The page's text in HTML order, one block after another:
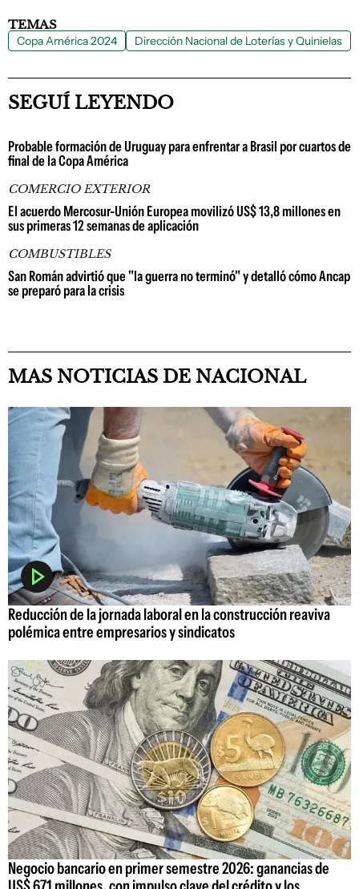
TEMAS
Copa América 2024 Dirección Nacional de Loterías y Quinielas
SEGUÍ LEYENDO
Probable formación de Uruguay para enfrentar a Brasil por cuartos de
final de la Copa América
COMERCIO EXTERIOR
El acuerdo Mercosur-Unión Europea movilizó US$ 13,8 millones en
sus primeras 12 semanas de aplicación
COMBUSTIBLES
San Román advirtió que "la guerra no terminó" y detalló cómo Ancap
se preparó para la crisis
MAS NOTICIAS DE NACIONAL
Reducción de la jornada laboral en la construcción reaviva
polémica entre empresarios y sindicatos
Negocio bancario en primer semestre 2026: ganancias de